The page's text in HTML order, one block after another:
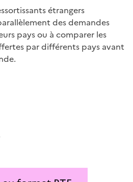
étrangers
des demandes
pays ou à comparer les
par différents pays avant